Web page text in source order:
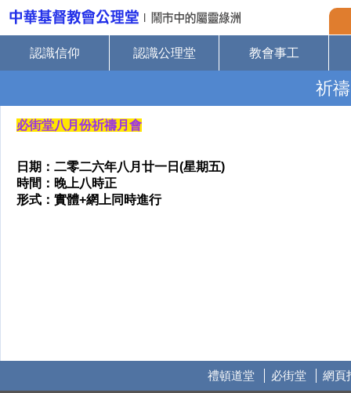
認識信仰 認識公理堂 教會事工
祈
必街堂八月份祈禱月會
日期：二零二六年八月廿一日(星期五)
時間：晚上八時正
形式：實體+網上同時進行
禮頓道堂 必街堂 網頁